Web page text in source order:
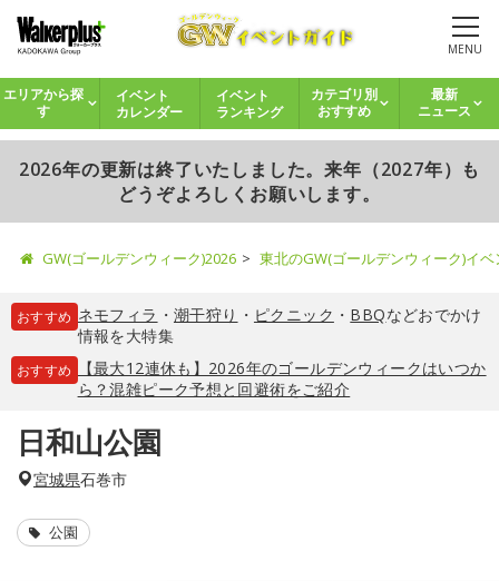
MENU
エリアから探
す
イベント
カレンダー
イベント
ランキング
カテゴリ別
おすすめ
最新
ニュース
2026年の更新は終了いたしました。来年（2027年）も
どうぞよろしくお願いします。
GW(ゴールデンウィーク)2026 東北のGW(ゴールデンウィーク)イ
おすすめ ネモフィラ ・ 潮干狩り ・ ピクニック ・ BBQなどおでかけ
情報を大特集
おすすめ
【最大12連休も】2026年のゴールデンウィークはいつか
ら？混雑ピーク予想と回避術をご紹介
日和山公園
宮城県石巻市
公園